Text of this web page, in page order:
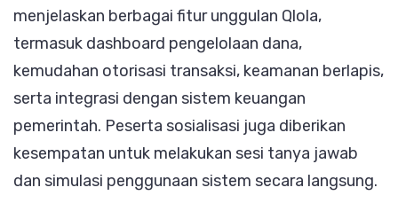
menjelaskan berbagai fitur unggulan Qlola,
termasuk dashboard pengelolaan dana,
kemudahan otorisasi transaksi, keamanan berlapis,
serta integrasi dengan sistem keuangan
pemerintah. Peserta sosialisasi juga diberikan
kesempatan untuk melakukan sesi tanya jawab
dan simulasi penggunaan sistem secara langsung.